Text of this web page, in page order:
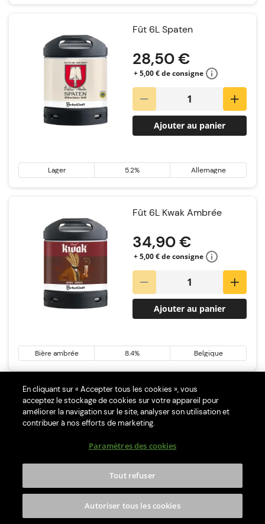
Fût 6L Spaten
28,50 €
+ 5,00 € de consigne
Ajouter au panier
Lager 5.2% Allemagne
Fût 6L Kwak Ambrée
34,90 €
+ 5,00 € de consigne
Ajouter au panier
Bière ambrée 8.4% Belgique
Fût 6L Hoegaarden Rosée
29,90 €
Ajouter au panier
En cliquant sur « Accepter tous les cookies », vous
acceptez le stockage de cookies sur votre appareil pour
améliorer la navigation sur le site, analyser son utilisation et
contribuer à nos efforts de marketing.
Paramètres des cookies
Tout refuser
Autoriser tous les cookies